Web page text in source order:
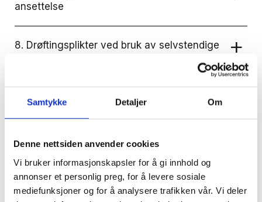
Samtykke Detaljer Om
Denne nettsiden anvender cookies
Vi bruker informasjonskapsler for å gi innhold og
annonser et personlig preg, for å levere sosiale
mediefunksjoner og for å analysere trafikken vår. Vi deler
ansettelse
8. Drøftingsplikter ved bruk av selvstendige
Lovendringer
Endringer i reglene om dagpenger og
statlige ansattes- og sykepleieres
pensjonsrettigheter